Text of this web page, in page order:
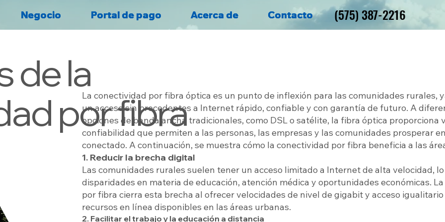
Negocio Portal de pago Acerca de Contacto (575) 387-2216
(575) 387-2216
Negocio Portal de pago Acerca de Contacto
Negocio Portal de pago Acerca de Contacto
de la
por fibra
La conectividad por fibra óptica es un punto de inflexión para las comunidades rurales,
un acceso sin precedentes a Internet rápido, confiable y con garantía de futuro. A
opciones de banda ancha tradicionales, como DSL o satélite, la fibra óptica proporciona
confiabilidad que permiten a las personas, las empresas y las comunidades prosperar
conectado. A continuación, se muestra cómo la conectividad por fibra beneficia a las
1. Reducir la brecha digital
Las comunidades rurales suelen tener un acceso limitado a Internet de alta velocidad,
disparidades en materia de educación, atención médica y oportunidades económicas.
por fibra cierra esta brecha al ofrecer velocidades de nivel de gigabit y acceso
recursos en línea disponibles en las áreas urbanas.
2. Facilitar el trabajo y la educación a distancia